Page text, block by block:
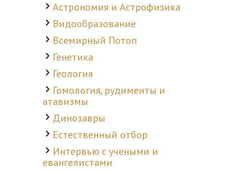
Астрономия и Астрофизика
Видообразование
Всемирный Потоп
Генетика
Геология
Гомология, рудименты и
атавизмы
Динозавры
Естественный отбор
Интервью с учеными и
евангелистами